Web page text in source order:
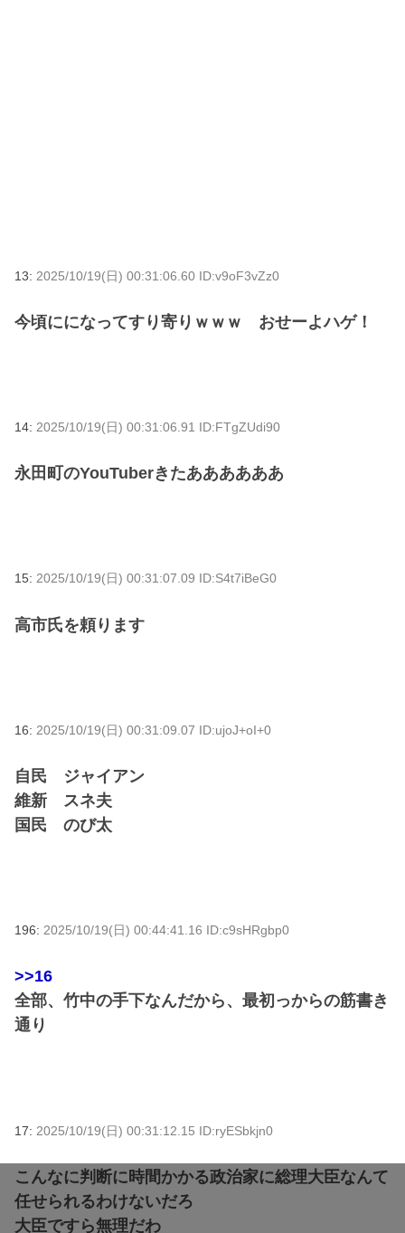
13: 2025/10/19(日) 00:31:06.60 ID:v9oF3vZz0
今頃にになってすり寄りｗｗｗ おせーよハゲ！
14: 2025/10/19(日) 00:31:06.91 ID:FTgZUdi90
永田町のYouTuberきたああああああ
15: 2025/10/19(日) 00:31:07.09 ID:S4t7iBeG0
高市氏を頼ります
16: 2025/10/19(日) 00:31:09.07 ID:ujoJ+oI+0
自民 ジャイアン
維新 スネ夫
国民 のび太
196: 2025/10/19(日) 00:44:41.16 ID:c9sHRgbp0
>>16
全部、竹中の手下なんだから、最初っからの筋書き
通り
17: 2025/10/19(日) 00:31:12.15 ID:ryESbkjn0
こんなに判断に時間かかる政治家に総理大臣なんて
任せられるわけないだろ
大臣ですら無理だわ